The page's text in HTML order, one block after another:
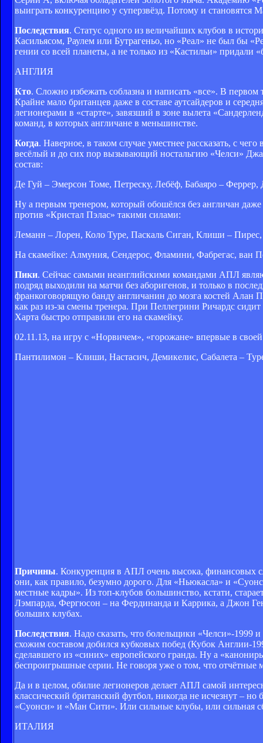
выиграть конкуренцию у суперзвёзд. Потому и становятся
Последствия. Статус одного из величайших клубов в
Касильясом, Раулем или Бутрагеньо, но «Реал» не был бы
гении со всей планеты, а не только из «Кастильи» придали
АНГЛИЯ
Кто. Сложно избежать соблазна и написать «все». В
Крайне мало британцев даже в составе аутсайдеров и
легионерами в «старте», завязший в зоне вылета
команд, в которых англичане в меньшинстве.
Когда. Наверное, в таком случае уместнее рассказать, с
весёлый и до сих пор вызывающий ностальгию «Челси»
состав:
Де Гуй – Эмерсон Томе, Петреску, Лебёф, Бабаяро –
Ну а первым тренером, который обошёлся без англичан
против «Кристал Пэлас» такими силами:
Леманн – Лорен, Коло Туре, Паскаль Сиган, Клиши –
На скамейке: Алмуния, Сендерос, Фламини, Фабрегас, ван
Пики. Сейчас самыми неанглийскими командами АПЛ
подряд выходили на матчи без аборигенов, и только в
франкоговорящую банду англичанин до мозга костей Алан
как раз из-за смены тренера. При Пеллегрини Ричардс
Харта быстро отправили его на скамейку.
02.11.13, на игру с «Норвичем», «горожане» впервые в
Пантилимон – Клиши, Настасич, Демикелис, Сабалета –
Причины. Конкуренция в АПЛ очень высока, финансовых
они, как правило, безумно дорого. Для «Ньюкасла» и
местные кадры». Из топ-клубов большинство, кстати,
Лэмпарда, Фергюсон – на Фердинанда и Каррика, а Джон
больших клубах.
Последствия. Надо сказать, что болельщики «Челси»-1999
схожим составом добился кубковых побед (Кубок Англии-
сделавшего из «синих» европейского гранда. Ну а
беспроигрышные серии. Не говоря уже о том, что
Да и в целом, обилие легионеров делает АПЛ самой
классический британский футбол, никогда не исчезнут –
«Суонси» и «Ман Сити». Или сильные клубы, или сильная
ИТАЛИЯ